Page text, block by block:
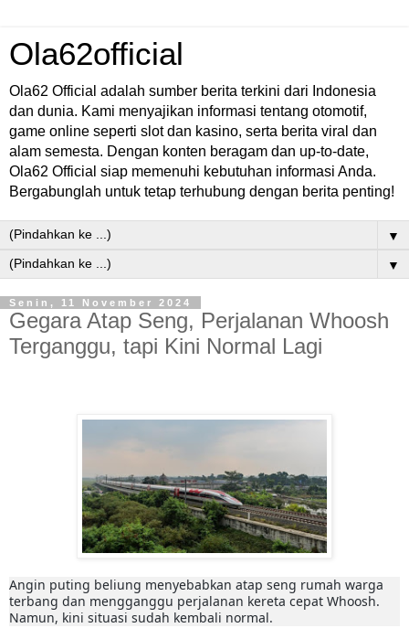
Ola62official
Ola62 Official adalah sumber berita terkini dari Indonesia
dan dunia. Kami menyajikan informasi tentang otomotif,
game online seperti slot dan kasino, serta berita viral dan
alam semesta. Dengan konten beragam dan up-to-date,
Ola62 Official siap memenuhi kebutuhan informasi Anda.
Bergabunglah untuk tetap terhubung dengan berita penting!
▼
▼
Senin, 11 November 2024
Gegara Atap Seng, Perjalanan Whoosh
Terganggu, tapi Kini Normal Lagi
Angin puting beliung menyebabkan atap seng rumah warga
terbang dan mengganggu perjalanan kereta cepat Whoosh.
Namun, kini situasi sudah kembali normal.